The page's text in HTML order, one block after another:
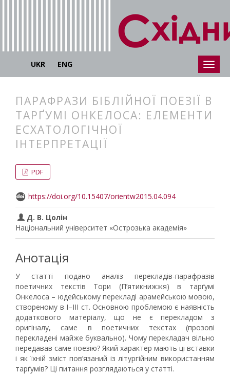
UKR ENG
ПАРАФРАЗИ БІБЛІЙНОЇ ПОЕЗІЇ В
ТАРҐУМІ ОНКЕЛОСА: ЕЛЕМЕНТИ
ЕСХАТОЛОГІЧНОЇ
ІНТЕРПРЕТАЦІЇ
PDF
https://doi.org/10.15407/orientw2015.04.094
Д. В. Цолін
Національний університет «Острозька академія»
Анотація
У статті подано аналіз перекладів-парафразів
поетичних текстів Тори (П’ятикнижжя) в тарґумі
Онкелоса – юдейському перекладі арамейською мовою,
створеному в I–ІІІ ст. Основною проблемою є наявність
додаткового матеріалу, що не є перекладом з
оригіналу, саме в поетичних текстах (прозові
перекладені майже буквально). Чому перекладач вільно
передавав саме поезію? Який характер мають ці вставки
і як їхній зміст пов’язаний із літургійним використанням
тарґумів? Ці питання розглядаються у статті.